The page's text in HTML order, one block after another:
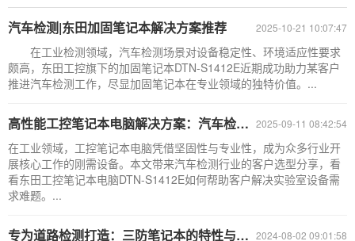
2025-10-21 10:07:47
汽车检测|东田加固笔记本解决方案推荐
在工业检测领域，汽车检测场景对设备稳定性、环境适应性要求
颇高，东田工控旗下的加固笔记本DTN-S1412E近期成功助力某客户
推进汽车检测工作，尽显加固笔记本在专业领域的独特价值。...
2025-09-11 08:42:54
高性能工控笔记本电脑解决方案：汽车检测行业的稳定保障
在工业领域，工控笔记本电脑凭借坚固性与专业性，成为众多行业开
展核心工作的刚需设备。本文带来汽车检测行业的客户选型分享，看
看东田工控笔记本电脑DTN-S1412E如何帮助客户解决实验室设备需
求难题。...
2024-08-02 09:01:58
专为道路检测打造：三防笔记本的特性与要求探析